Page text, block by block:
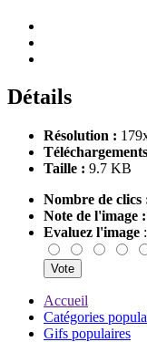
Détails
Résolution :
Taille : 9.7 KB
Nombre de clics
Note de l'image :
Evaluez l'image :
Accueil
Catégories
Gifs populaires